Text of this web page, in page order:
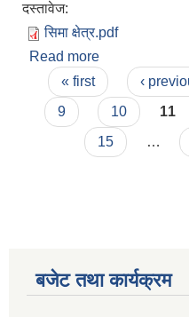
दस्तावेज:
सिमा क्षेत्र.pdf
Read more
Pages
« first ‹
9
10 11
15
…
बजेट तथा कार्यक्रम